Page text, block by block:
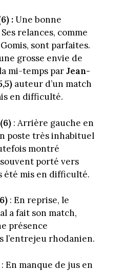
:Une bonne
relances, comme
sont parfaites.
grosse envie de
mi-temps parJean-
auteur d’un match
en difficulté.
: Arrière gauche en
poste très inhabituel
montré
porté vers
été mis en difficulté.
: En reprise, le
a fait son match,
présence
l’entrejeu rhodanien.
En manque de jus en